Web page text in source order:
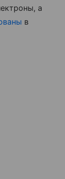
а
в